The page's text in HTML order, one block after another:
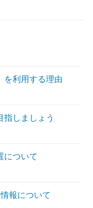
を利用する理由
指しましょう
について
報について